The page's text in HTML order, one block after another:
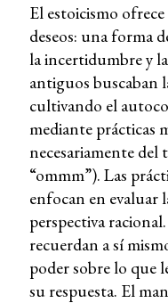
El estoicismo
deseos: una forma
la incertidumbre y
antiguos buscaban
cultivando el
mediante prácticas
necesariamente
“ommm”). Las
enfocan en evaluar
perspectiva
recuerdan a sí
poder sobre lo que
su respuesta. El